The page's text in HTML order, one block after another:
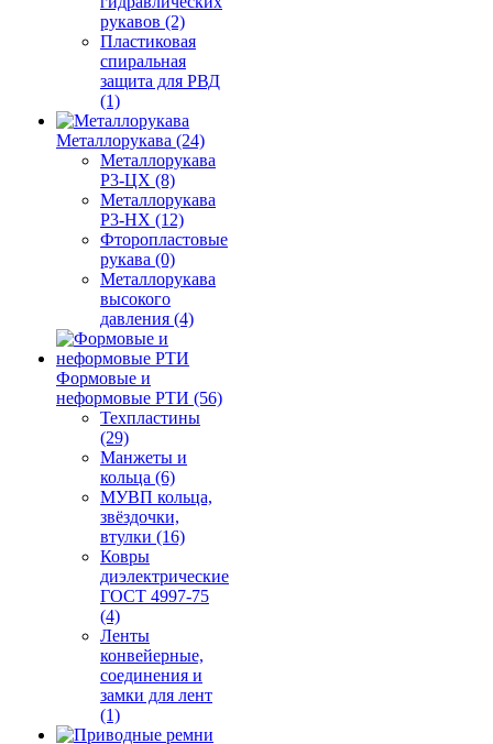
рукавов (2)
Пластиковая
спиральная
защита для РВД
(1)
Металлорукава (24)
Металлорукава
Р3-ЦХ (8)
Металлорукава
Р3-НХ (12)
Фторопластовые
рукава (0)
Металлорукава
высокого
давления (4)
Формовые и
неформовые РТИ (56)
Техпластины
(29)
Манжеты и
кольца (6)
МУВП кольца,
звёздочки,
втулки (16)
Ковры
диэлектрические
ГОСТ 4997-75
(4)
Ленты
конвейерные,
соединения и
замки для лент
(1)